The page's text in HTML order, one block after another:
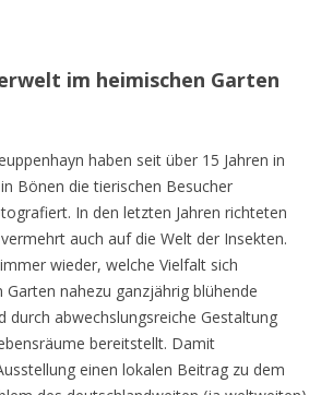
im heimischen Garten
haben seit über 15 Jahren in
Bönen die tierischen Besucher
In den letzten Jahren richteten
auch auf die Welt der Insekten.
wieder, welche Vielfalt sich
nahezu ganzjährig blühende
durch abwechslungsreiche Gestaltung
bereitstellt. Damit
einen lokalen Beitrag zu dem